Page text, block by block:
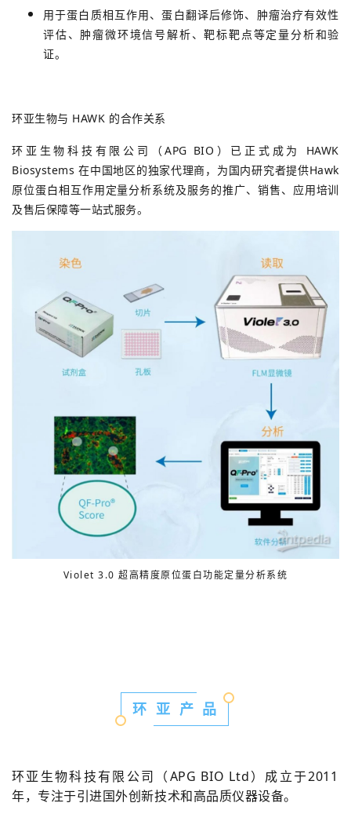
用于蛋白质相互作用、蛋白翻译后修饰、肿瘤治疗有效性
评估、肿瘤微环境信号解析、靶标靶点等定量分析和验
证。
环亚生物与 HAWK 的合作关系
环亚生物科技有限公司（APG BIO）已正式成为 HAWK
Biosystems 在中国地区的独家代理商，为国内研究者提供Hawk
原位蛋白相互作用定量分析系统及服务的推广、销售、应用培训
及售后保障等一站式服务。
Violet 3.0 超高精度原位蛋白功能定量分析系统
环 亚 产 品
环亚生物科技有限公司（APG BIO Ltd）成立于2011
年，专注于引进国外创新技术和高品质仪器设备。